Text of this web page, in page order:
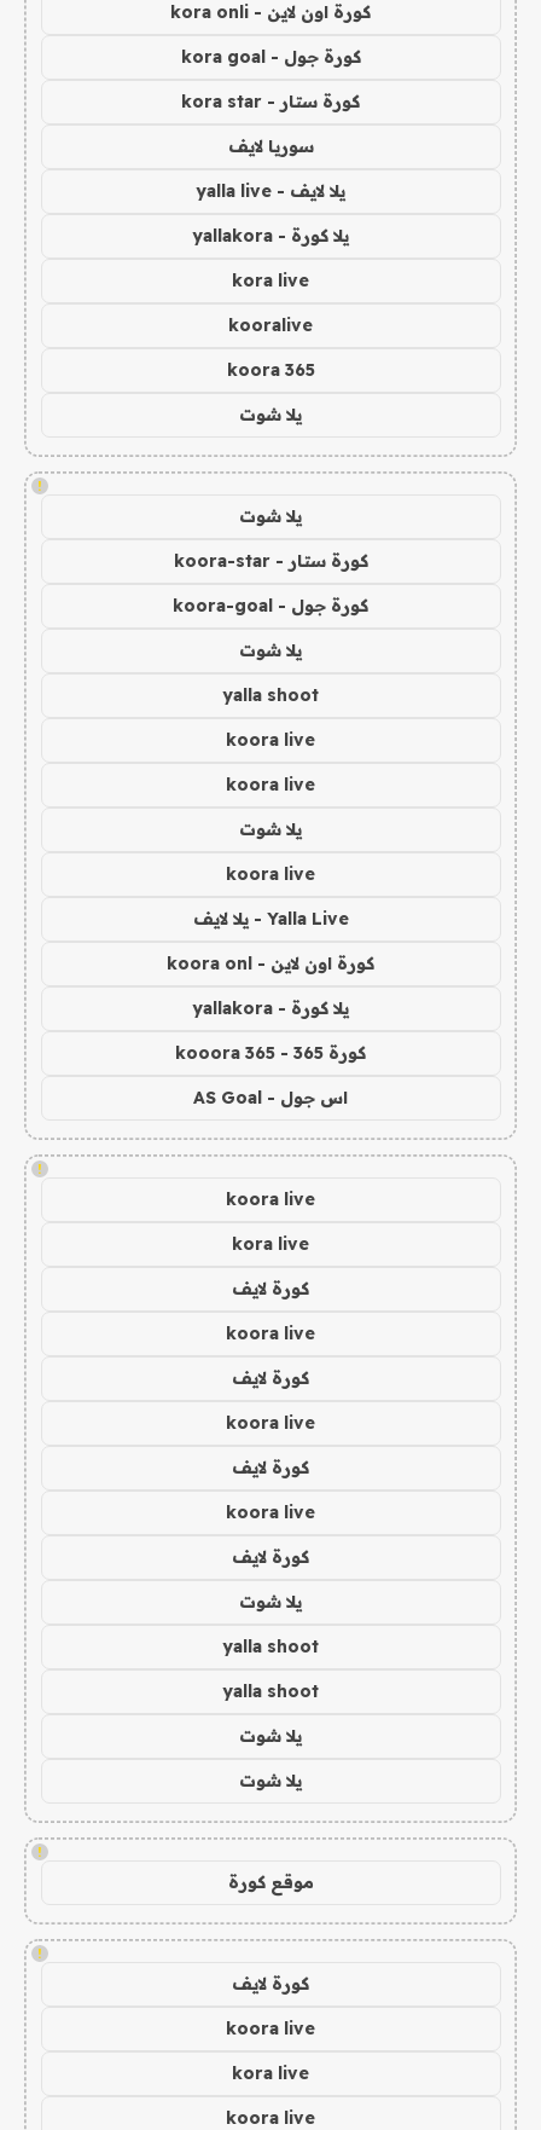
كورة اون لاين - kora onli
كورة جول - kora goal
كورة ستار - kora star
سوريا لايف
يلا لايف - yalla live
يلا كورة - yallakora
kora live
kooralive
koora 365
يلا شوت
!
يلا شوت
كورة ستار - koora-star
كورة جول - koora-goal
يلا شوت
yalla shoot
koora live
koora live
يلا شوت
koora live
Yalla Live - يلا لايف
كورة اون لاين - koora onl
يلا كورة - yallakora
كورة 365 - kooora 365
اس جول - AS Goal
!
koora live
kora live
كورة لايف
koora live
كورة لايف
koora live
كورة لايف
koora live
كورة لايف
يلا شوت
yalla shoot
yalla shoot
يلا شوت
يلا شوت
!
موقع كورة
!
كورة لايف
koora live
kora live
koora live